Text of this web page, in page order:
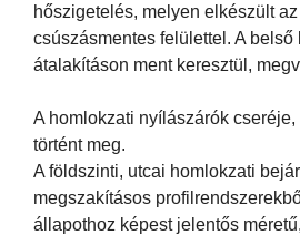
hőszigetelés, melyen elkészült
csúszásmentes felülettel. A
átalakításon ment keresztül,
A homlokzati nyílászárók
történt meg.
A földszinti, utcai homlokzati
megszakításos
állapothoz képest jelentős